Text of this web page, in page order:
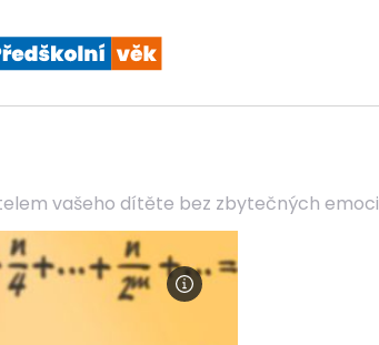
vašeho dítěte bez zbytečných emoci